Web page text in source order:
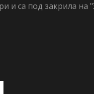
и са под закрила на